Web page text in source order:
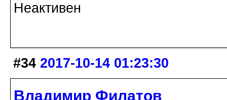
Неактивен
#34 2017-10-14 01:23:30
Владимир Филатов